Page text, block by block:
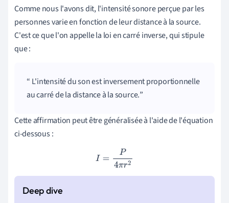
Comme nous l'avons dit, l'intensité sonore perçue par les
personnes varie en fonction de leur distance à la source.
C'est ce que l'on appelle la loi en carré inverse, qui stipule
que :
L'intensité du son est inversement proportionnelle
au carré de la distance à la source.
Cette affirmation peut être généralisée à l'aide de l'équation
ci-dessous :
I=P 4πr2